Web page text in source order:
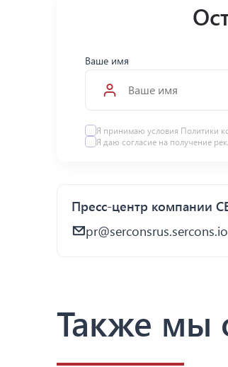
Ваше имя
Я принимаю условия Политики
Я даю согласие на получение
Пресс-центр компании
pr@serconsrus.sercons.io
Также мы